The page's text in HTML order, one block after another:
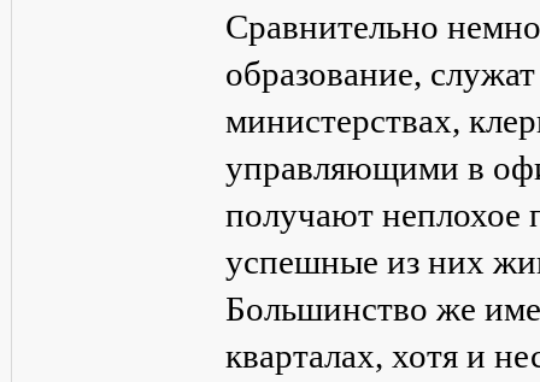
Сравнительно
образование,
министерствах,
управляющими в
получают неплохое
успешные из них
Большинство же
кварталах, хотя и